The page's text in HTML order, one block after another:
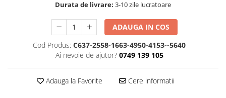
Fassa Bortolo & Kerakoll
Durata de livrare: 3-10 zile lucratoare
ADAUGA IN COS
Cod Produs: C637-2558-1663-4950-4153--5640
Ai nevoie de ajutor? 0749 139 105
Adauga la Favorite Cere informatii